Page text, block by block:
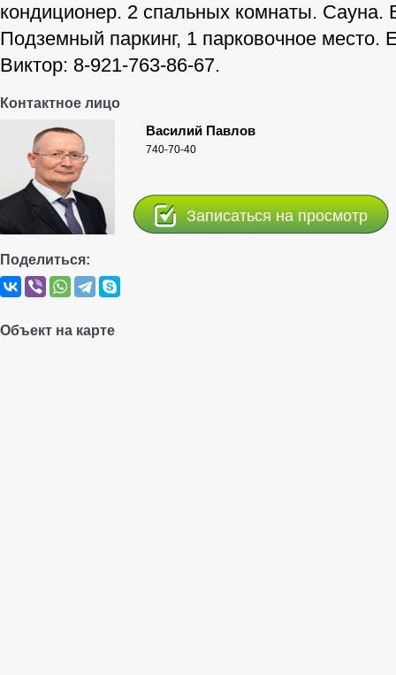
кондиционер. 2 спальных комнаты.
Подземный паркинг, 1 парковочное место.
Виктор: 8-921-763-86-67.
Контактное лицо
Василий Павлов
740-70-40
Записаться на просмотр
Поделиться:
Объект на карте